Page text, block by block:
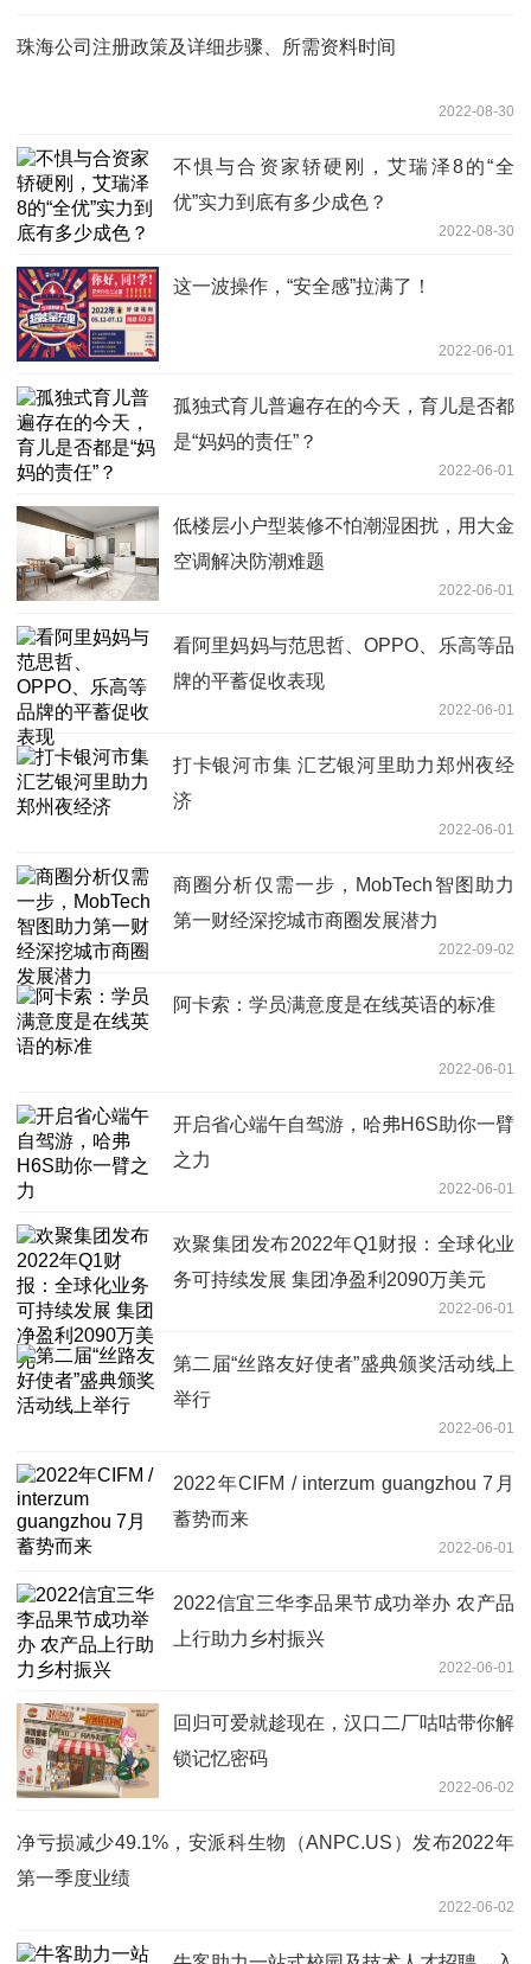
珠海公司注册政策及详细步骤、所需资料时间
2022-08-30
不惧与合资家轿硬刚，艾瑞泽8的“全
优”实力到底有多少成色？
2022-08-30
这一波操作，“安全感”拉满了！
2022-06-01
孤独式育儿普遍存在的今天，育儿是否都
是“妈妈的责任”？
2022-06-01
低楼层小户型装修不怕潮湿困扰，用大金
空调解决防潮难题
2022-06-01
看阿里妈妈与范思哲、OPPO、乐高等品
牌的平蓄促收表现
2022-06-01
打卡银河市集 汇艺银河里助力郑州夜经
济
2022-06-01
商圈分析仅需一步，MobTech智图助力
第一财经深挖城市商圈发展潜力
2022-09-02
阿卡索：学员满意度是在线英语的标准
2022-06-01
开启省心端午自驾游，哈弗H6S助你一臂
之力
2022-06-01
欢聚集团发布2022年Q1财报：全球化业
务可持续发展 集团净盈利2090万美元
2022-06-01
第二届“丝路友好使者”盛典颁奖活动线上
举行
2022-06-01
2022年CIFM / interzum guangzhou 7月
蓄势而来
2022-06-01
2022信宜三华李品果节成功举办 农产品
上行助力乡村振兴
2022-06-01
回归可爱就趁现在，汉口二厂咕咕带你解
锁记忆密码
2022-06-02
净亏损减少49.1%，安派科生物（ANPC.US）发布2022年
第一季度业绩
2022-06-02